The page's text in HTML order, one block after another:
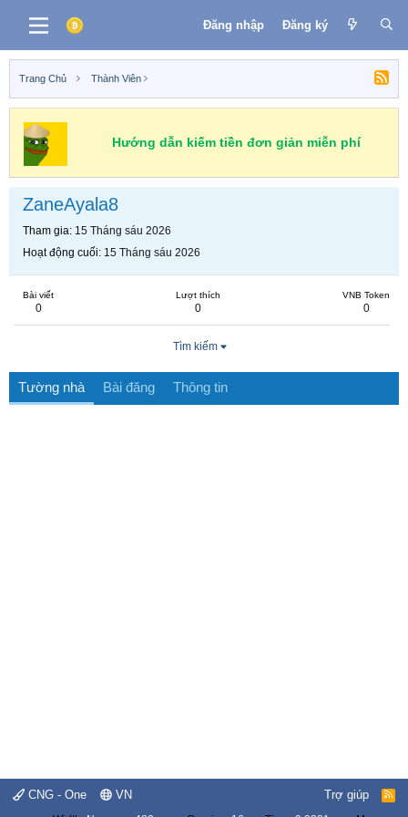
Đăng nhập Đăng ký
Trang Chủ Thành Viên
Hướng dẫn kiếm tiền đơn giản miễn phí
ZaneAyala8
Tham gia 15 Tháng sáu 2026
Hoạt động cuối 15 Tháng sáu 2026
Bài viết
0
Lượt thích
0
VNB Token
0
Tìm kiếm
Tường nhà Bài đăng Thông tin
CNG - One VN Trợ giúp
R